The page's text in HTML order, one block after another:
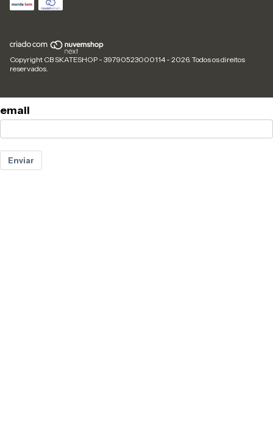
Copyright CB SKATESHOP - 39790523000114 - 2026. Todos os direitos
reservados.
email
Enviar